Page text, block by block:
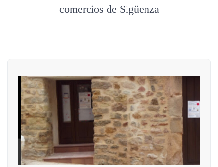
comercios de Sigüenza